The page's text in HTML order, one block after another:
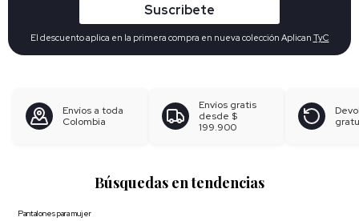
Suscribete
El descuento aplica en la primera compra en nueva colección Aplican TyC
Envíos a toda
Colombia
Envíos gratis
desde $
199.900
Búsquedas en tendencias
Pantalones para mujer